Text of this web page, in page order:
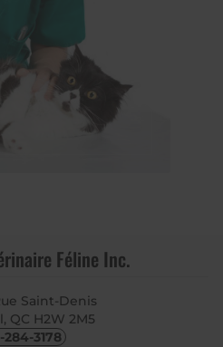
Féline Inc.
Saint-Denis
QC H2W 2M5
284-3178